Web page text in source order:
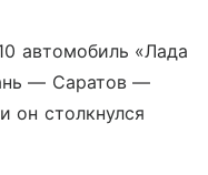
автомобиль «Лада
— Саратов —
он столкнулся